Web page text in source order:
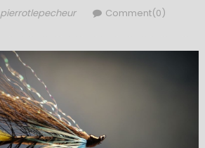
Author
pierrotlepecheur Comment(0)